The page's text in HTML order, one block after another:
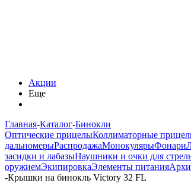
Акции
Еще
Главная-Каталог-Бинокли
Оптические прицелыКоллиматорные
дальномерыРаспродажаМонокулярыФонари
засидки и лабазыНаушники и очки для
оружиемЭкипировкаЭлементы питания
-Крышки на бинокль Victory 32 FL